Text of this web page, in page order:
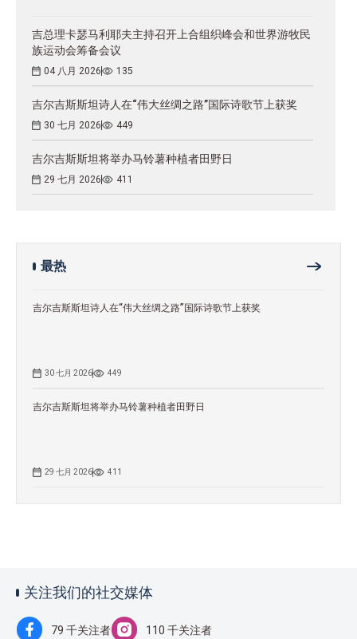
吉总理卡瑟马利耶夫主持召开上合组织峰会和世界游牧民
族运动会筹备会议
04 八月 2026 135
吉尔吉斯斯坦诗人在“伟大丝绸之路”国际诗歌节上获奖
30 七月 2026 449
吉尔吉斯斯坦将举办马铃薯种植者田野日
29 七月 2026 411
最热
吉尔吉斯斯坦诗人在“伟大丝绸之路”国际诗歌节上获奖
30 七月 2026 449
吉尔吉斯斯坦将举办马铃薯种植者田野日
29 七月 2026 411
关注我们的社交媒体
79 千关注者 110 千关注者